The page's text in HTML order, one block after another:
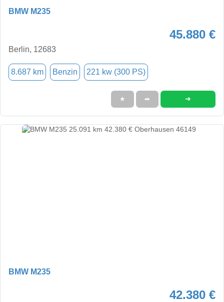
BMW M235
45.880 €
Berlin, 12683
8.687 km Benzin 221 kw (300 PS)
★ ➦ ➜
BMW M235
42.380 €